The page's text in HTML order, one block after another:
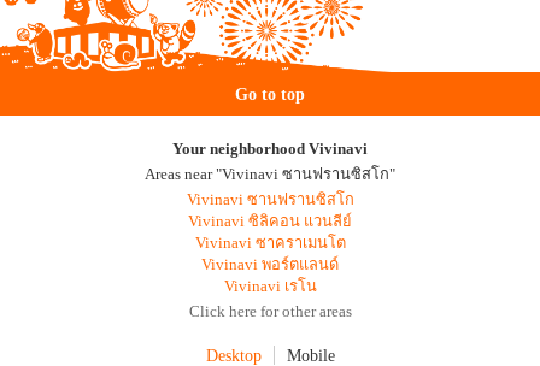
Go to top
Your neighborhood Vivinavi
Areas near "Vivinavi ซานฟรานซิสโก"
Vivinavi ซานฟรานซิสโก
Vivinavi ซิลิคอน แวนลีย์
Vivinavi ซาคราเมนโต
Vivinavi พอร์ตแลนด์
Vivinavi เรโน
Click here for other areas
Desktop Mobile